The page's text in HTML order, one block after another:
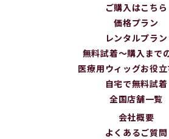
ご購入はこちら
価格プラン
レンタルプラン
無料試着～購入まで
医療用ウィッグお役
自宅で無料試着
全国店舗一覧
会社概要
よくあるご質問